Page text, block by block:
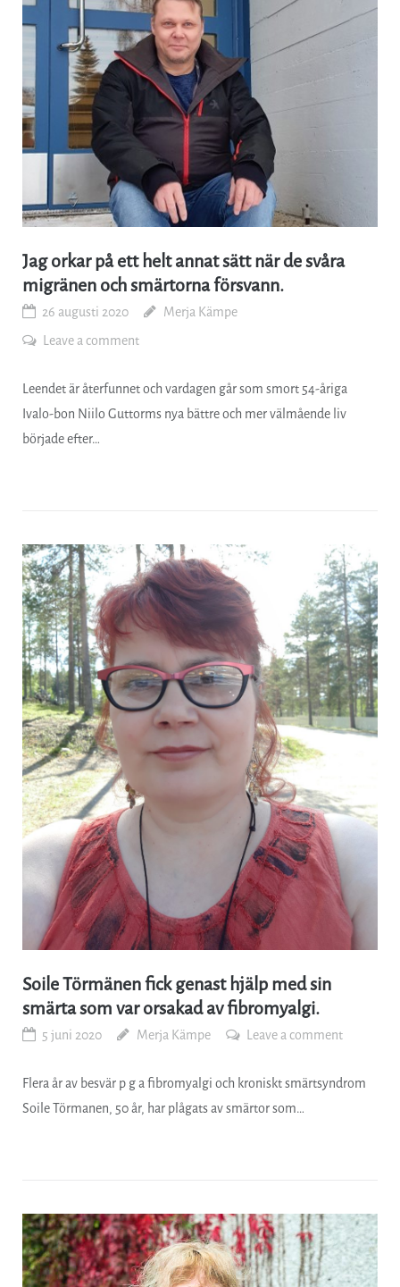
Jag orkar på ett helt annat sätt när de svåra
migränen och smärtorna försvann.
26 augusti 2020
Merja Kämpe
Leave a comment
Leendet är återfunnet och vardagen går som smort 54-åriga
Ivalo-bon Niilo Guttorms nya bättre och mer välmående liv
började efter…
Soile Törmänen fick genast hjälp med sin
smärta som var orsakad av fibromyalgi.
5 juni 2020 Merja Kämpe Leave a comment
Flera år av besvär p g a fibromyalgi och kroniskt smärtsyndrom
Soile Törmanen, 50 år, har plågats av smärtor som…